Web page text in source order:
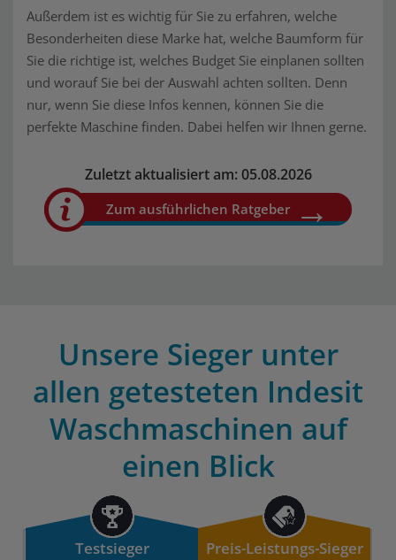
Außerdem ist es wichtig für Sie zu erfahren, welche
Besonderheiten diese Marke hat, welche Baumform für
Sie die richtige ist, welches Budget Sie einplanen sollten
und worauf Sie bei der Auswahl achten sollten. Denn
nur, wenn Sie diese Infos kennen, können Sie die
perfekte Maschine finden. Dabei helfen wir Ihnen gerne.
Zuletzt aktualisiert am: 05.08.2026
Zum ausführlichen Ratgeber
Unsere Sieger unter
allen getesteten Indesit
Waschmaschinen auf
einen Blick
Testsieger Preis-Leistungs-Sieger